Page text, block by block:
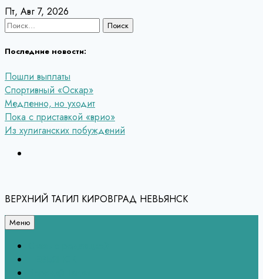
Перейти
к
Пт, Авг 7, 2026
Найти:
Последние новости:
Пошли выплаты
Спортивный «Оскар»
Медленно, но уходит
Пока с приставкой «врио»
Из хулиганских побуждений
ВЕРХНИЙ ТАГИЛ КИРОВГРАД НЕВЬЯНСК
Меню